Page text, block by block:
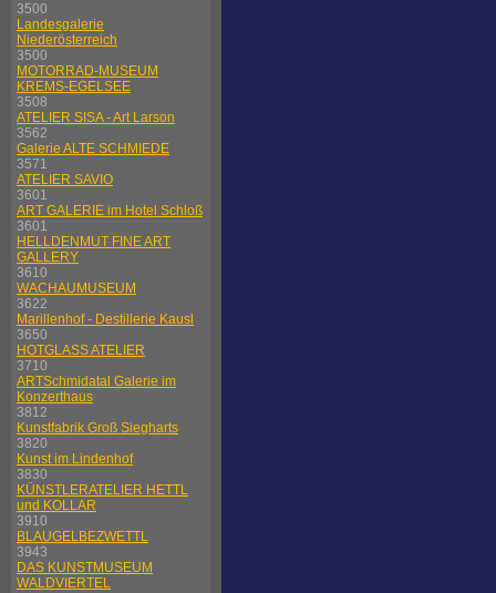
3500
Landesgalerie
Niederösterreich
3500
MOTORRAD-MUSEUM
KREMS-EGELSEE
3508
ATELIER SISA - Art Larson
3562
Galerie ALTE SCHMIEDE
3571
ATELIER SAVIO
3601
ART GALERIE im Hotel Schloß
3601
HELLDENMUT FINE ART
GALLERY
3610
WACHAUMUSEUM
3622
Marillenhof - Destillerie Kausl
3650
HOTGLASS ATELIER
3710
ARTSchmidatal Galerie im
Konzerthaus
3812
Kunstfabrik Groß Siegharts
3820
Kunst im Lindenhof
3830
KÜNSTLERATELIER HETTL
und KOLLAR
3910
BLAUGELBEZWETTL
3943
DAS KUNSTMUSEUM
WALDVIERTEL